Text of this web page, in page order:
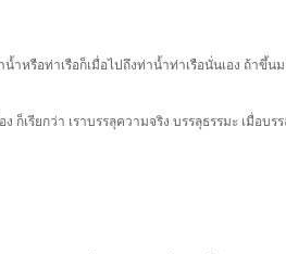
ำหรือท่าเรือก็เมื่อไปถึงท่าน้ำท่าเรือนั่นเอง ถ้าขึ้น
ง ก็เรียกว่า เราบรรลุความจริง บรรลุธรรมะ เมื่